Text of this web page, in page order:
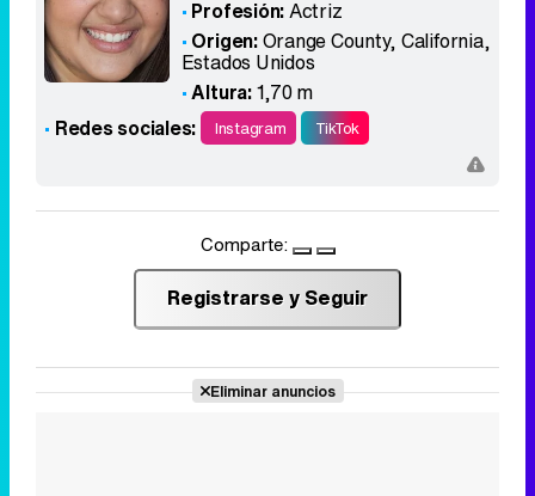
Profesión:Actriz
Origen:Orange County, California,
Estados Unidos
Altura:1,70 m
Redes sociales:
Instagram TikTok
Comparte:
Registrarse y Seguir
Eliminar anuncios